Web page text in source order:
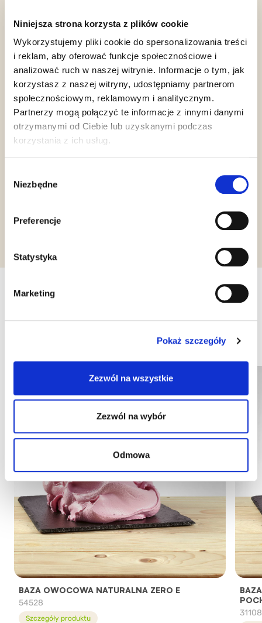
Niniejsza strona korzysta z plików cookie
Wykorzystujemy pliki cookie do spersonalizowania treści
i reklam, aby oferować funkcje społecznościowe i
analizować ruch w naszej witrynie. Informacje o tym, jak
korzystasz z naszej witryny, udostępniamy partnerom
społecznościowym, reklamowym i analitycznym.
Partnerzy mogą połączyć te informacje z innymi danymi
otrzymanymi od Ciebie lub uzyskanymi podczas
korzystania z ich usług.
zgody
Niezbędne
Preferencje
Statystyka
Marketing
Pokaż szczegóły
Zezwól na wszystkie
Zezwól na wybór
Odmowa
Gluten Free Vegan Halal Italia
zainteresować
BAZA OWOCOWA NATURALNA ZERO E
54528
Szczegóły produktu
31108